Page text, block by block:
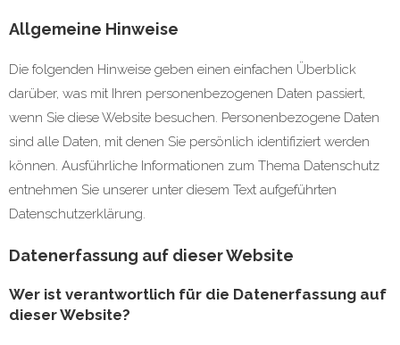
Allgemeine Hinweise
Die folgenden Hinweise geben einen einfachen Überblick
darüber, was mit Ihren personenbezogenen Daten passiert,
wenn Sie diese Website besuchen. Personenbezogene Daten
sind alle Daten, mit denen Sie persönlich identifiziert werden
können. Ausführliche Informationen zum Thema Datenschutz
entnehmen Sie unserer unter diesem Text aufgeführten
Datenschutzerklärung.
Datenerfassung auf dieser Website
Wer ist verantwortlich für die Datenerfassung auf
dieser Website?